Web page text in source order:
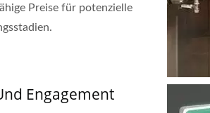
Preise für potenzielle
Engagement